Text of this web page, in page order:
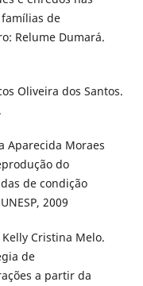
de
Relume Dumará.
Oliveira dos Santos.
Aparecida Moraes
do
de condição
2009
Kelly Cristina Melo.
de
a partir da